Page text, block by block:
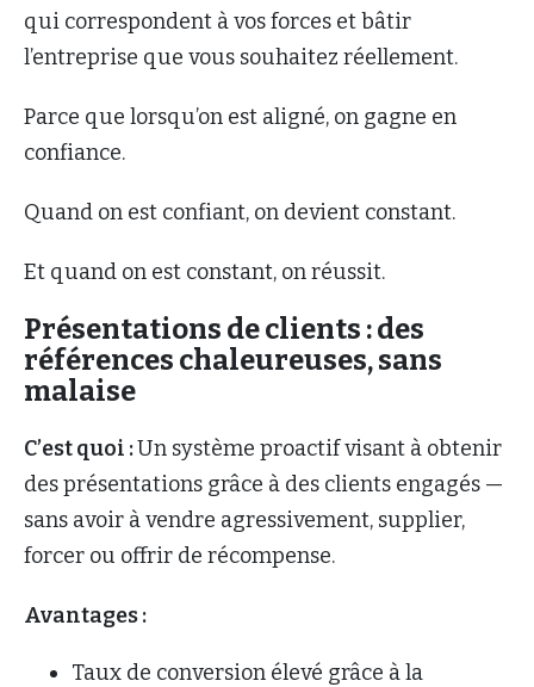
qui correspondent à vos forces et bâtir
l’entreprise que vous souhaitez réellement.
Parce que lorsqu’on est aligné, on gagne en
confiance.
Quand on est confiant, on devient constant.
Et quand on est constant, on réussit.
Présentations de clients : des
références chaleureuses, sans
malaise
C’est quoi :Un système proactif visant à obtenir
des présentations grâce à des clients engagés —
sans avoir à vendre agressivement, supplier,
forcer ou offrir de récompense.
Avantages :
Taux de conversion élevé grâce à la